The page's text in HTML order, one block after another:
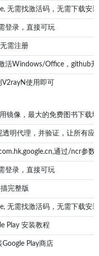
无需找激活码，无需下载安
登录，直接可玩
需注册
活Windows/Office，github
V2rayN使用即可
镜像，最大的免费图书下载
明代理，并验证，让所有
通过/ncr参数
登录，直接可玩
完整版
无需找激活码，无需下载安
Play 安装教程
Play商店